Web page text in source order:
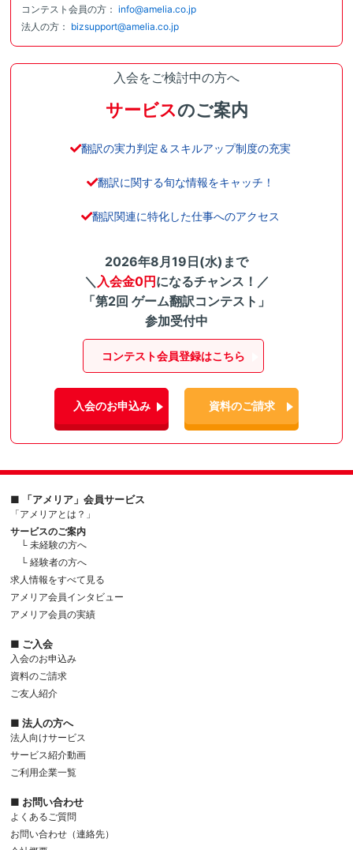
コンテスト会員の方： info@amelia.co.jp
法人の方： bizsupport@amelia.co.jp
入会をご検討中の方へ
サービスのご案内
翻訳の実力判定＆スキルアップ制度の充実
翻訳に関する旬な情報をキャッチ！
翻訳関連に特化した仕事へのアクセス
2026年8月19日(水)まで
＼ 入会金0円になるチャンス！／
「第2回 ゲーム翻訳コンテスト」
参加受付中
コンテスト会員登録はこちら
入会のお申込み 資料のご請求
■ 「アメリア」会員サービス
「アメリアとは？」
サービスのご案内
└ 未経験の方へ
└ 経験者の方へ
求人情報をすべて見る
アメリア会員インタビュー
アメリア会員の実績
■ ご入会
入会のお申込み
資料のご請求
ご友人紹介
■ 法人の方へ
法人向けサービス
サービス紹介動画
ご利用企業一覧
■ お問い合わせ
よくあるご質問
お問い合わせ（連絡先）